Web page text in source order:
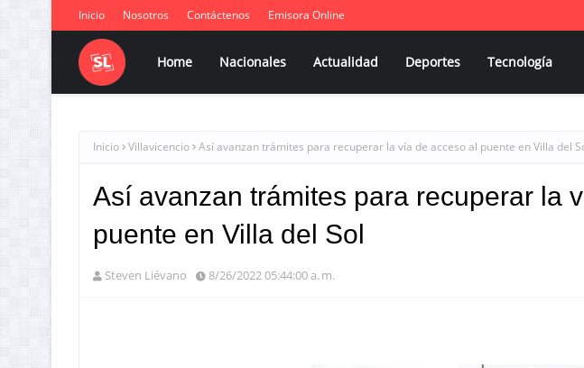
Inicio Nosotros Contáctenos Emisora Online
Home Nacionales Actualidad Deportes Tecnología
Inicio Villavicencio Así avanzan trámites para recuperar la vía de acceso al puente en Villa del
Así avanzan trámites para recuperar la
puente en Villa del Sol
Steven Liévano 8/26/2022 05:44:00 a. m.